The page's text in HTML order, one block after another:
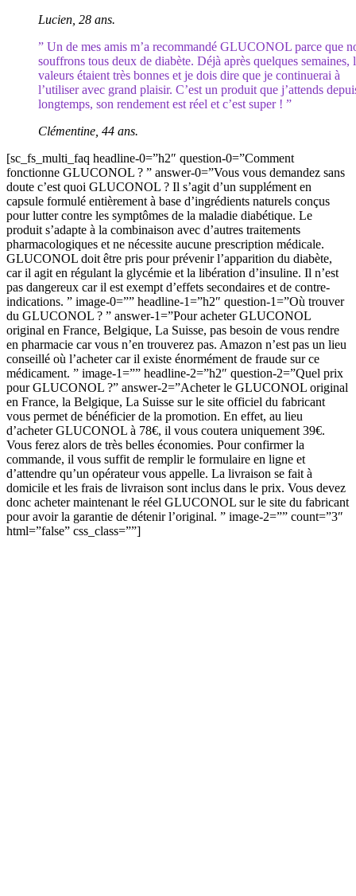
Lucien, 28 ans.
” Un de mes amis m’a recommandé GLUCONOL parce que
souffrons tous deux de diabète. Déjà après quelques semaines,
valeurs étaient très bonnes et je dois dire que je continuerai à
l’utiliser avec grand plaisir. C’est un produit que j’attends
longtemps, son rendement est réel et c’est super ! ”
Clémentine, 44 ans.
[sc_fs_multi_faq headline-0=”h2″ question-0=”Comment
fonctionne GLUCONOL ? ” answer-0=”Vous vous demandez sans
doute c’est quoi GLUCONOL ? Il s’agit d’un supplément en
capsule formulé entièrement à base d’ingrédients naturels conçus
pour lutter contre les symptômes de la maladie diabétique. Le
produit s’adapte à la combinaison avec d’autres traitements
pharmacologiques et ne nécessite aucune prescription médicale.
GLUCONOL doit être pris pour prévenir l’apparition du diabète,
car il agit en régulant la glycémie et la libération d’insuline. Il n’est
pas dangereux car il est exempt d’effets secondaires et de contre-
indications. ” image-0=”” headline-1=”h2″ question-1=”Où trouver
du GLUCONOL ? ” answer-1=”Pour acheter GLUCONOL
original en France, Belgique, La Suisse, pas besoin de vous rendre
en pharmacie car vous n’en trouverez pas. Amazon n’est pas un lieu
conseillé où l’acheter car il existe énormément de fraude sur ce
médicament. ” image-1=”” headline-2=”h2″ question-2=”Quel prix
pour GLUCONOL ?” answer-2=”Acheter le GLUCONOL original
en France, la Belgique, La Suisse sur le site officiel du fabricant
vous permet de bénéficier de la promotion. En effet, au lieu
d’acheter GLUCONOL à 78€, il vous coutera uniquement 39€.
Vous ferez alors de très belles économies. Pour confirmer la
commande, il vous suffit de remplir le formulaire en ligne et
d’attendre qu’un opérateur vous appelle. La livraison se fait à
domicile et les frais de livraison sont inclus dans le prix. Vous devez
donc acheter maintenant le réel GLUCONOL sur le site du fabricant
pour avoir la garantie de détenir l’original. ” image-2=”” count=”3″
html=”false” css_class=””]